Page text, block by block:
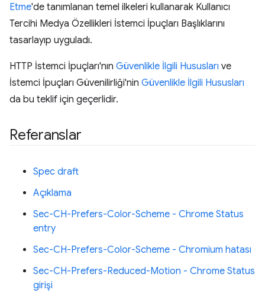
Etme'de tanımlanan temel ilkeleri kullanarak Kullanıcı
Tercihi Medya Özellikleri İstemci İpuçları Başlıklarını
tasarlayıp uyguladı.
HTTP İstemci İpuçları'nın Güvenlikle İlgili Hususları ve
İstemci İpuçları Güvenilirliği'nin Güvenlikle İlgili Hususları
da bu teklif için geçerlidir.
Referanslar
Spec draft
Açıklama
Sec-CH-Prefers-Color-Scheme - Chrome Status
entry
Sec-CH-Prefers-Color-Scheme - Chromium hatası
Sec-CH-Prefers-Reduced-Motion - Chrome Status
girişi